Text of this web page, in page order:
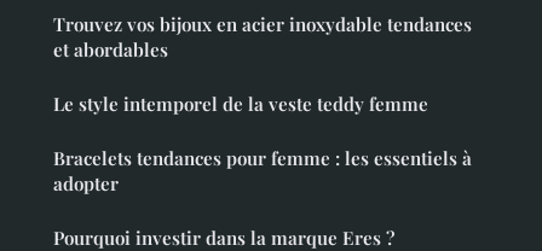
Trouvez vos bijoux en acier inoxydable tendances
et abordables
Le style intemporel de la veste teddy femme
Bracelets tendances pour femme : les essentiels à
adopter
Pourquoi investir dans la marque Eres ?